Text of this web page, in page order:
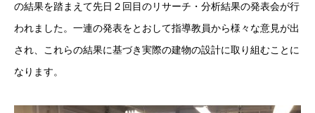
の結果を踏まえて先日２回目のリサーチ・分析結果の発表会が行
われました。一連の発表をとおして指導教員から様々な意見が出
され、これらの結果に基づき実際の建物の設計に取り組むことに
なります。